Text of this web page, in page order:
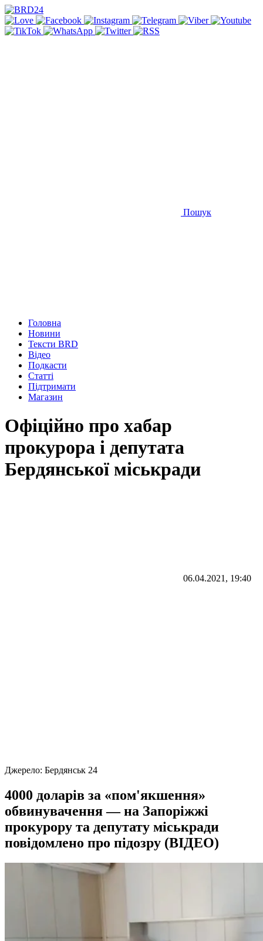
Пошук
Головна
Новини
Тексти BRD
Відео
Подкасти
Статті
Підтримати
Магазин
Офіційно про хабар
прокурора і депутата
Бердянської міськради
06.04.2021, 19:40
Джерело: Бердянськ 24
4000 доларів за «пом'якшення»
обвинувачення — на Запоріжжі
прокурору та депутату міськради
повідомлено про підозру (ВІДЕО)